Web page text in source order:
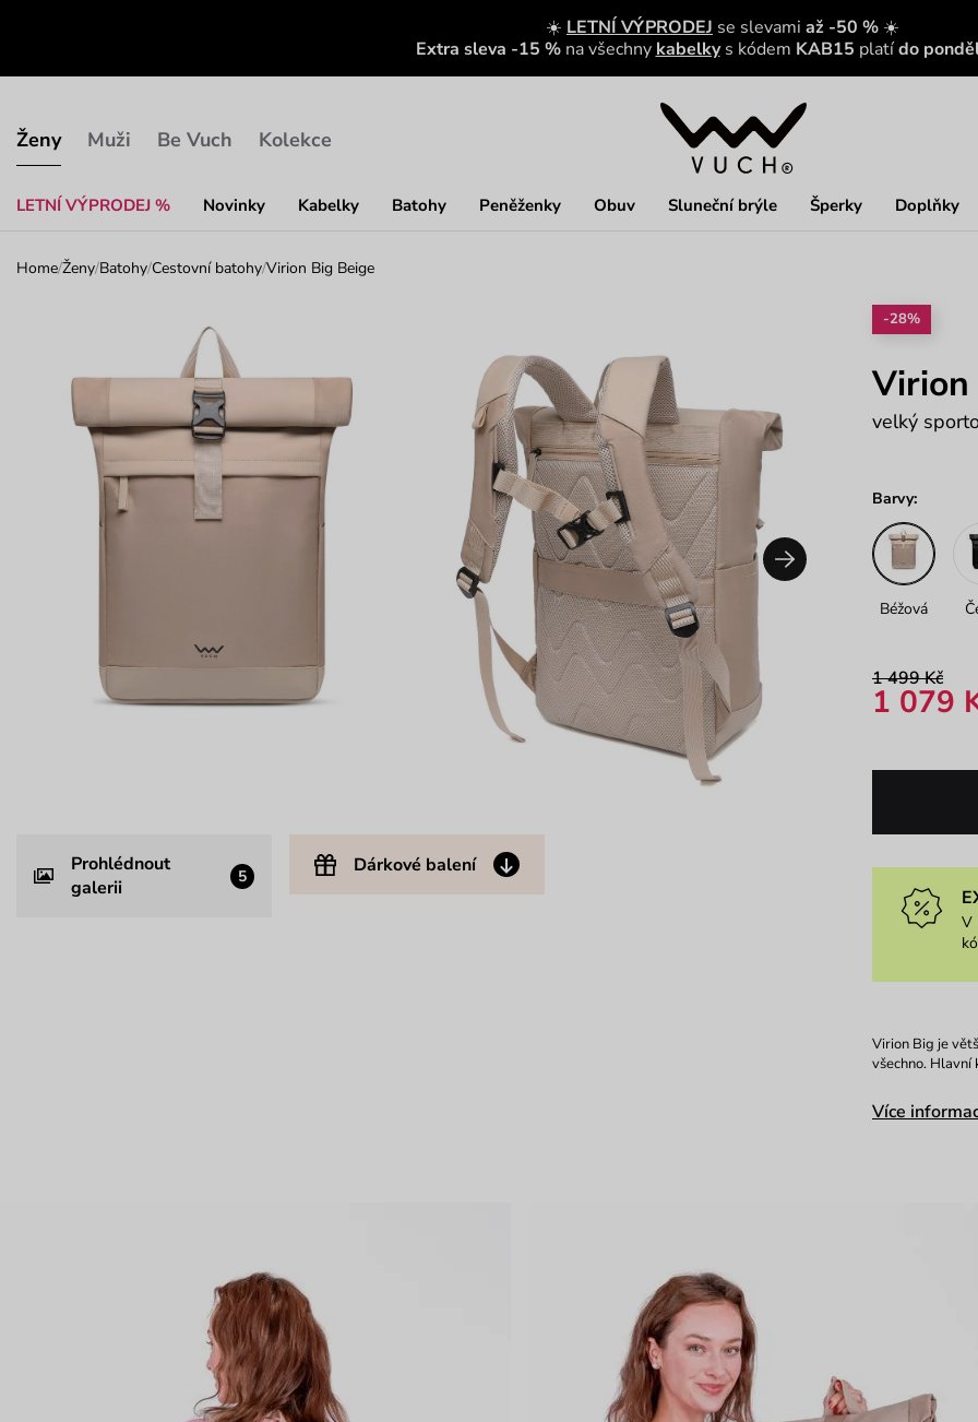
☀️ LETNÍ VÝPRODEJ se slevami až -50 % ☀️
Extra sleva -15 % na všechny kabelky s kódem KAB15 platído
Ženy
LETNÍ VÝPRODEJ % Novinky Kabelky Batohy Peněženky Obuv Sluneční brýle Šperky Doplňky
Muži Be Vuch Kolekce
Home/Ženy/Batohy/Cestovní batohy/Virion Big Beige
Prohlédnout
galerii
5 Dárkové balení
-28%
Virion
velký
Barvy:
Béžová
1 499 Kč
1 079
V
Virion Big je
všechno. Hlavní
Více